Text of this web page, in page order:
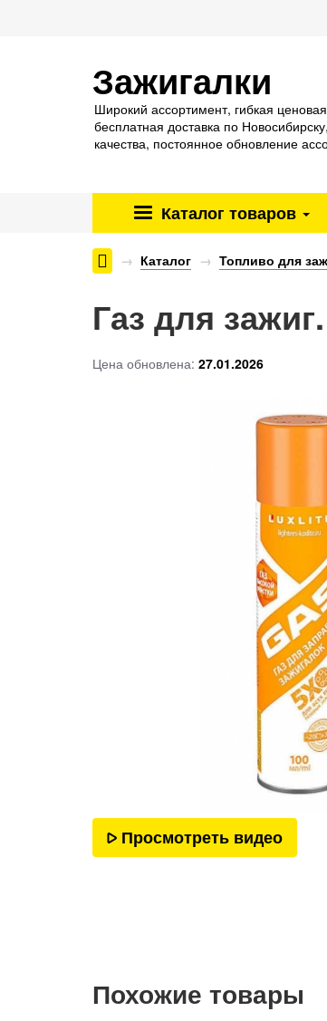
Зажигалки
Широкий ассортимент, гибкая
бесплатная доставка по
качества, постоянное обновление
Каталог товаров
Каталог Топливо для
Газ для
Цена обновлена: 27.01.2026
Просмотреть видео
Похожие товары